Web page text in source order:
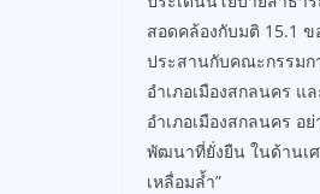
สอดคล้องกับมติ 15.1
ประสานกับคณะกรรม
อำเภอเมืองสกลนคร
อำเภอเมืองสกลนคร อ
พัฒนาที่ยั่งยืน ในด้านเ
เหลื่อมล้ำ”